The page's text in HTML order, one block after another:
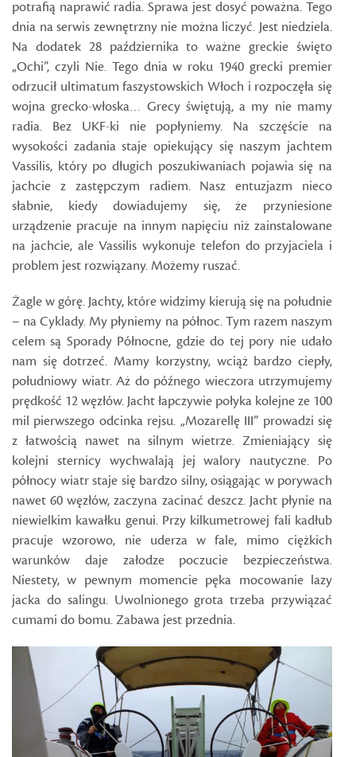
potrafią naprawić radia. Sprawa jest dosyć poważna. Tego
dnia na serwis zewnętrzny nie można liczyć. Jest niedziela.
Na dodatek 28 października to ważne greckie święto
„Ochi”, czyli Nie. Tego dnia w roku 1940 grecki premier
odrzucił ultimatum faszystowskich Włoch i rozpoczęła się
wojna grecko-włoska… Grecy świętują, a my nie mamy
radia. Bez UKF-ki nie popłyniemy. Na szczęście na
wysokości zadania staje opiekujący się naszym jachtem
Vassilis, który po długich poszukiwaniach pojawia się na
jachcie z zastępczym radiem. Nasz entuzjazm nieco
słabnie, kiedy dowiadujemy się, że przyniesione
urządzenie pracuje na innym napięciu niż zainstalowane
na jachcie, ale Vassilis wykonuje telefon do przyjaciela i
problem jest rozwiązany. Możemy ruszać.
Żagle w górę. Jachty, które widzimy kierują się na południe
– na Cyklady. My płyniemy na północ. Tym razem naszym
celem są Sporady Północne, gdzie do tej pory nie udało
nam się dotrzeć. Mamy korzystny, wciąż bardzo ciepły,
południowy wiatr. Aż do późnego wieczora utrzymujemy
prędkość 12 węzłów. Jacht łapczywie połyka kolejne ze 100
mil pierwszego odcinka rejsu. „Mozarellę III” prowadzi się
z łatwością nawet na silnym wietrze. Zmieniający się
kolejni sternicy wychwalają jej walory nautyczne. Po
północy wiatr staje się bardzo silny, osiągając w porywach
nawet 60 węzłów, zaczyna zacinać deszcz. Jacht płynie na
niewielkim kawałku genui. Przy kilkumetrowej fali kadłub
pracuje wzorowo, nie uderza w fale, mimo ciężkich
warunków daje załodze poczucie bezpieczeństwa.
Niestety, w pewnym momencie pęka mocowanie lazy
jacka do salingu. Uwolnionego grota trzeba przywiązać
cumami do bomu. Zabawa jest przednia.